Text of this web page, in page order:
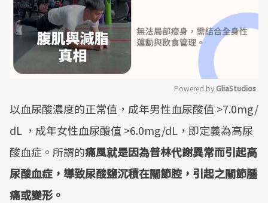
Mute
Powered by GliaStudios
以血尿酸濃度的正常值，成年男性血尿酸值 >7.0mg/
dL ，成年女性血尿酸值 >6.0mg/dL，即定義為高尿
酸血症。所謂的痛風就是因為普林代謝異常而引起高
尿酸血症，導致尿酸鹽沉積在關節腔，引起之關節腫
痛或變形。